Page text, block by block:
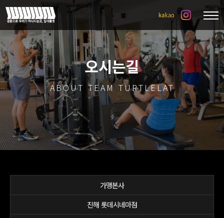
오시는길
ABOUT TEAM TURTLELAT
가맹본사
진해 롯데시네마점